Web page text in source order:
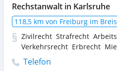
Rechstanwalt in Karlsruhe
118,5 km von Freiburg im
Zivilrecht Strafrecht
Verkehrsrecht Erbrecht
Telefon